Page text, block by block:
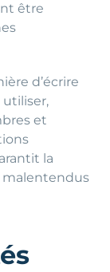
être
d’écrire
utiliser,
et
la
malentendus